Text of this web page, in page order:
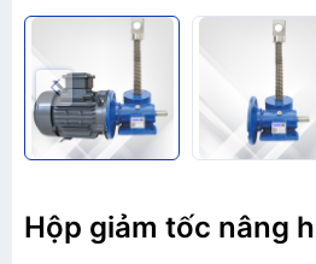
Hộp giảm tốc nâng